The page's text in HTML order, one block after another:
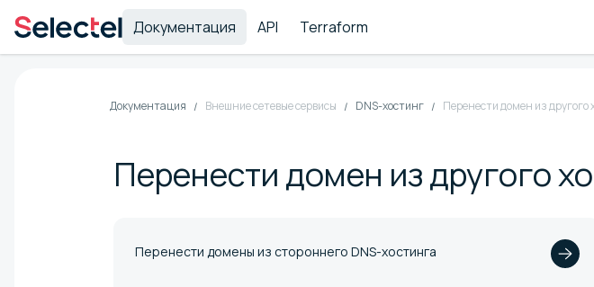
Документация API Terraform
Документация Внешние сетевые сервисы DNS-хостинг Перенести домен из другого
Перенести домен из другого
Перенести домены из стороннего DNS-хостинга